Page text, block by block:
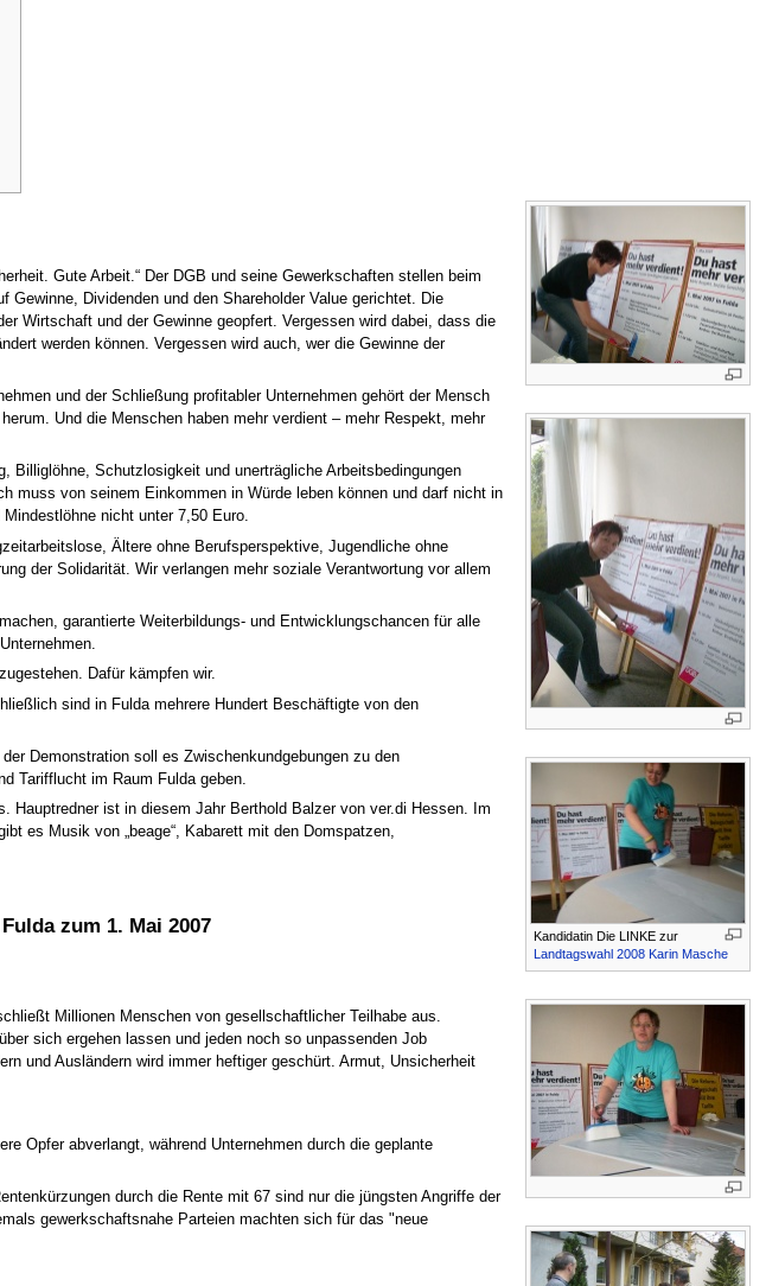
Kandidatin Die LINKE zur
Landtagswahl 2008 Karin Masche
Gute Arbeit.“ Der DGB und seine Gewerkschaften stellen beim
Dividenden und den Shareholder Value gerichtet. Die
Wirtschaft und der Gewinne geopfert. Vergessen wird dabei, dass die
werden können. Vergessen wird auch, wer die Gewinne der
und der Schließung profitabler Unternehmen gehört der Mensch
Und die Menschen haben mehr verdient – mehr Respekt, mehr
Billiglöhne, Schutzlosigkeit und unerträgliche Arbeitsbedingungen
muss von seinem Einkommen in Würde leben können und darf nicht in
nicht unter 7,50 Euro.
Ältere ohne Berufsperspektive, Jugendliche ohne
der Solidarität. Wir verlangen mehr soziale Verantwortung vor allem
garantierte Weiterbildungs- und Entwicklungschancen für alle
Dafür kämpfen wir.
sind in Fulda mehrere Hundert Beschäftigte von den
Demonstration soll es Zwischenkundgebungen zu den
Tarifflucht im Raum Fulda geben.
Hauptredner ist in diesem Jahr Berthold Balzer von ver.di Hessen. Im
es Musik von „beage“, Kabarett mit den Domspatzen,
zum 1. Mai 2007
Millionen Menschen von gesellschaftlicher Teilhabe aus.
sich ergehen lassen und jeden noch so unpassenden Job
und Ausländern wird immer heftiger geschürt. Armut, Unsicherheit
Opfer abverlangt, während Unternehmen durch die geplante
durch die Rente mit 67 sind nur die jüngsten Angriffe der
gewerkschaftsnahe Parteien machten sich für das "neue